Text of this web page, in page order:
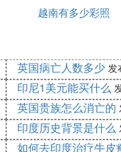
宜
越南有多少彩照
英国病亡人数多少 发
印尼1美元能买什么
英国贵族怎么消亡的
印度历史背景是什么
如何去印度治疗牛皮